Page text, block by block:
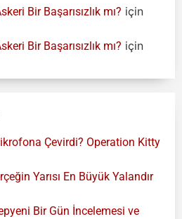
Bir Başarısızlık mı? için
Bir Başarısızlık mı? için
Çevirdi? Operation Kitty
Yarısı En Büyük Yalandır
Bir Gün İncelemesi ve